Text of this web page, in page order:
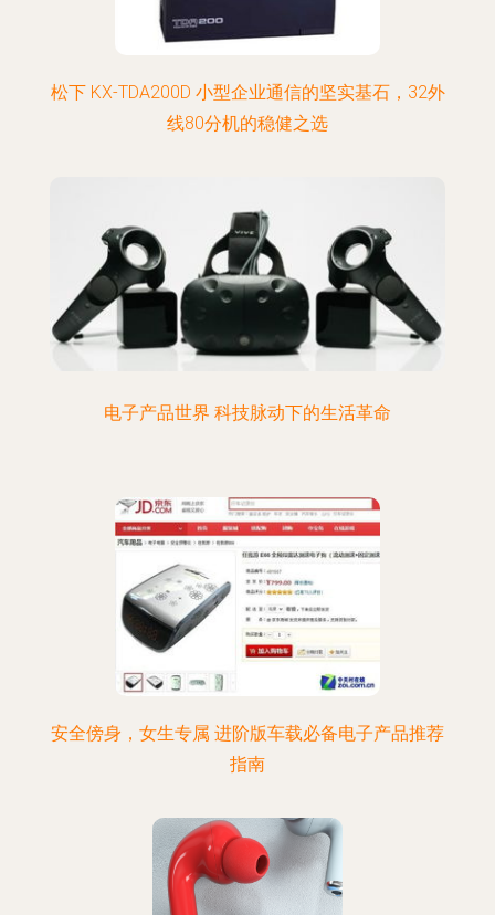
松下 KX-TDA200D 小型企业通信的坚实基石，32外
线80分机的稳健之选
电子产品世界 科技脉动下的生活革命
安全傍身，女生专属 进阶版车载必备电子产品推荐
指南